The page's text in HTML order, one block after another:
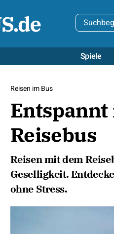
Spiele
Reisen im Bus
Reisebus
Reisen mit dem
Geselligkeit.
ohne Stress.